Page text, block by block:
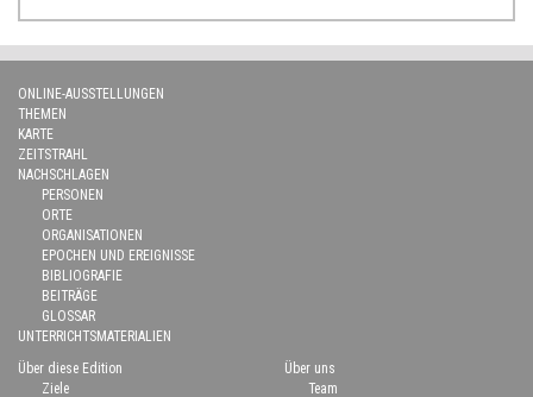
ONLINE-AUSSTELLUNGEN
THEMEN
KARTE
ZEITSTRAHL
NACHSCHLAGEN
PERSONEN
ORTE
ORGANISATIONEN
EPOCHEN UND EREIGNISSE
BIBLIOGRAFIE
BEITRÄGE
GLOSSAR
UNTERRICHTSMATERIALIEN
Über diese Edition
Ziele
Über uns
Team